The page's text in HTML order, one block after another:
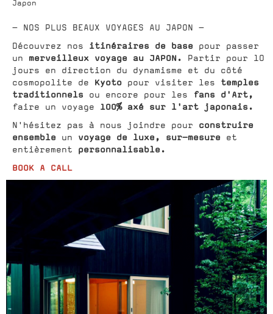
Japon
- NOS PLUS BEAUX VOYAGES AU JAPON -
Découvrez nos itinéraires de base pour passer
un merveilleux voyage au JAPON.
Partir pour 10
jours en direction du dynamisme et du côté
cosmopolite de Kyoto pour visiter les temples
traditionnels
ou encore pour les fans d'Art,
faire un voyage 100% axé sur l'art japonais.
N'hésitez pas à nous joindre pour construire
ensemble un voyage de luxe, sur-mesure
et
entièrement personnalisable.
BOOK A CALL